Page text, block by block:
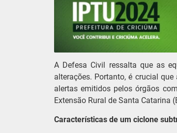
A Defesa Civil ressalta que as
alterações. Portanto, é crucial
alertas emitidos pelos órgãos
Extensão Rural de Santa Catarina
Características de um ciclone